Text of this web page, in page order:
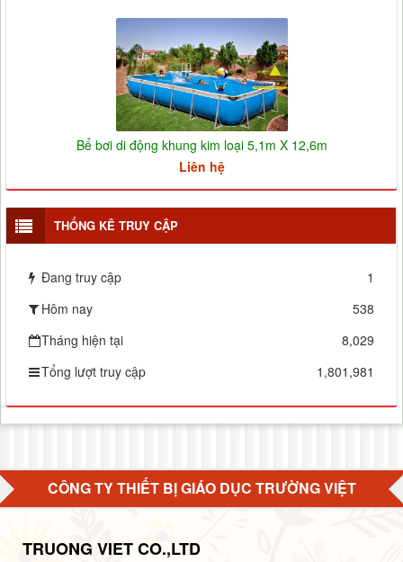
Bể bơi di động khung kim loại 5,1m X 12,6m
Liên hệ
THỐNG KÊ TRUY CẬP
Đang truy cập
1
Hôm nay
538
Tháng hiện tại
8,029
Tổng lượt truy cập
1,801,981
CÔNG TY THIẾT BỊ GIÁO DỤC TRƯỜNG VIỆT
TRUONG VIET CO.,LTD